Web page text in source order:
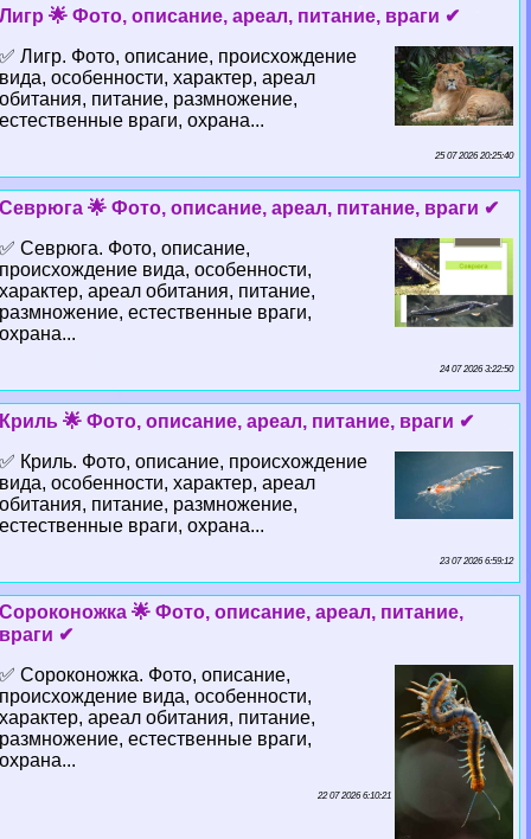
Лигр 🌟 Фото, описание, ареал, питание, враги ✔
✅ Лигр. Фото, описание, происхождение
вида, особенности, хаpaктер, ареал
обитания, питание, размножение,
естественные враги, охрана...
25 07 2026 20:25:40
Севрюга 🌟 Фото, описание, ареал, питание, враги ✔
✅ Севрюга. Фото, описание,
происхождение вида, особенности,
хаpaктер, ареал обитания, питание,
размножение, естественные враги,
охрана...
24 07 2026 3:22:50
Криль 🌟 Фото, описание, ареал, питание, враги ✔
✅ Криль. Фото, описание, происхождение
вида, особенности, хаpaктер, ареал
обитания, питание, размножение,
естественные враги, охрана...
23 07 2026 6:59:12
Сороконожка 🌟 Фото, описание, ареал, питание,
враги ✔
✅ Сороконожка. Фото, описание,
происхождение вида, особенности,
хаpaктер, ареал обитания, питание,
размножение, естественные враги,
охрана...
22 07 2026 6:10:21